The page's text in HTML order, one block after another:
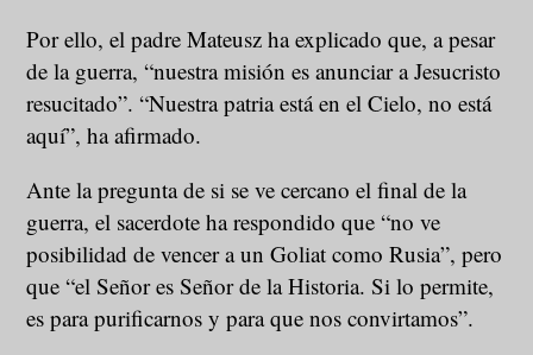
Por ello, el padre Mateusz ha explicado que, a pesar
de la guerra, “nuestra misión es anunciar a Jesucristo
resucitado”. “Nuestra patria está en el Cielo, no está
aquí”, ha afirmado.
Ante la pregunta de si se ve cercano el final de la
guerra, el sacerdote ha respondido que “no ve
posibilidad de vencer a un Goliat como Rusia”, pero
que “el Señor es Señor de la Historia. Si lo permite,
es para purificarnos y para que nos convirtamos”.